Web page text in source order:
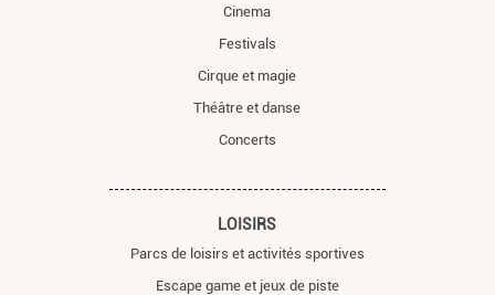
Cinema
Festivals
Cirque et magie
Théâtre et danse
Concerts
LOISIRS
Parcs de loisirs et activités sportives
Escape game et jeux de piste